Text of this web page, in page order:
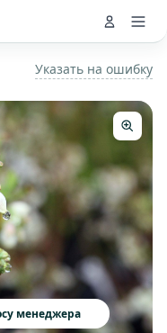
Указать на ошибку
менеджера